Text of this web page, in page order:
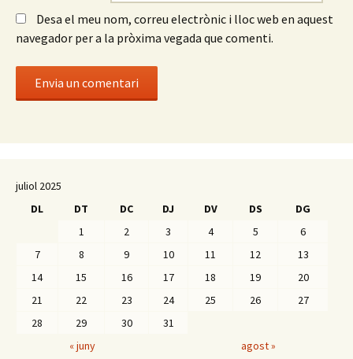
Desa el meu nom, correu electrònic i lloc web en aquest
navegador per a la pròxima vegada que comenti.
juliol 2025
DL
DT DC DJ DV DS DG
« juny agost »
1 2 3 4 5
6
7
8 9 10 11 12
13
14
15 16 17 18 19
20
21
22 23 24 25 26
27
28
29 30 31